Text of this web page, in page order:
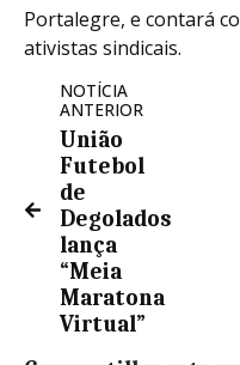
Portalegre, e contará
ativistas sindicais.
NOTÍCIA
ANTERIOR
União
Futebol
de
Degolados
lança
“Meia
Maratona
Virtual”